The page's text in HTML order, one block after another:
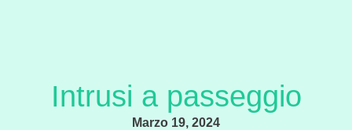
Intrusi a passeggio
Marzo 19, 2024